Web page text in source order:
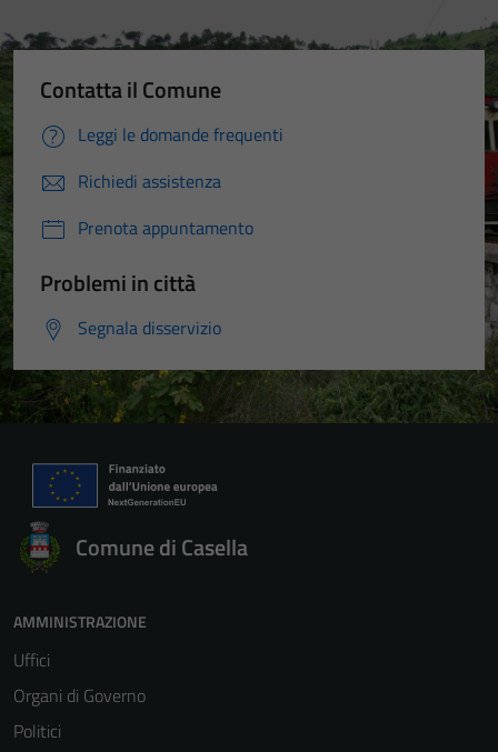
Contatta il Comune
Leggi le domande frequenti
Richiedi assistenza
Prenota appuntamento
Problemi in città
Segnala disservizio
Comune di Casella
AMMINISTRAZIONE
Uffici
Organi di Governo
Politici